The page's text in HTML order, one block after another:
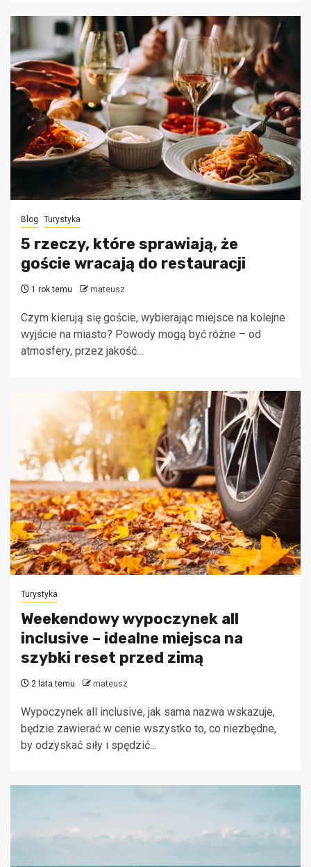
Blog Turystyka
5 rzeczy, które sprawiają, że
goście wracają do restauracji
1 rok temu mateusz
Czym kierują się goście, wybierając miejsce na kolejne
wyjście na miasto? Powody mogą być różne – od
atmosfery, przez jakość...
Turystyka
Weekendowy wypoczynek all
inclusive – idealne miejsca na
szybki reset przed zimą
2 lata temu mateusz
Wypoczynek all inclusive, jak sama nazwa wskazuje,
będzie zawierać w cenie wszystko to, co niezbędne,
by odzyskać siły i spędzić...